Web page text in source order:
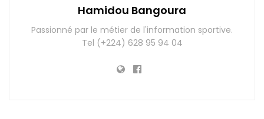
Hamidou Bangoura
Passionné par le métier de l'information sportive.
Tel (+224) 628 95 94 04